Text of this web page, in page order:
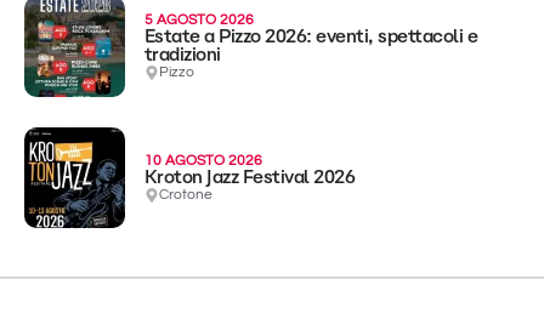
5 AGOSTO 2026
Estate a Pizzo 2026: eventi, spettacoli e
tradizioni
Pizzo
10 AGOSTO 2026
Kroton Jazz Festival 2026
Crotone